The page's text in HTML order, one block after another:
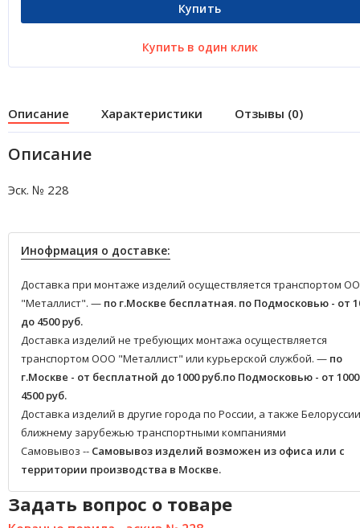
Купить
Купить в один клик
Описание Характеристики Отзывы (0)
Описание
Эск. № 228
Инофрмация о доставке:
Доставка при монтаже изделий осуществляется транспортом
"Металлист". — по г.Москве бесплатная. по Подмосковью - от
до 4500 руб.
Доставка изделий не требующих монтажа осуществляется
транспортом ООО "Металлист" или курьерской службой. — по
г.Москве - от бесплатной до 1000 руб.по Подмосковью - от
4500 руб.
Доставка изделий в другие города по России, а также
ближнему зарубежью транспортными компаниями
Самовывоз -- Самовывоз изделий возможен из офиса или с
территории производства в Москве.
Задать вопрос о товаре